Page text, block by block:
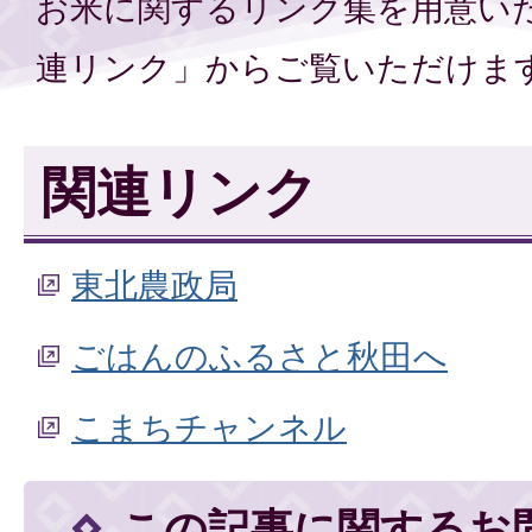
お米に関するリンク集を用意い
連リンク」からご覧いただけま
関連リンク
東北農政局
ごはんのふるさと秋田へ
こまちチャンネル